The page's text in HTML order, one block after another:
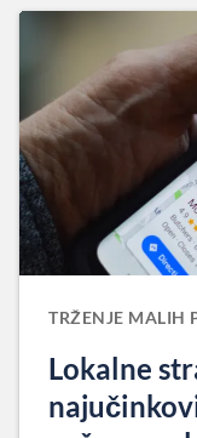
TRŽENJE MALIH
Lokalne